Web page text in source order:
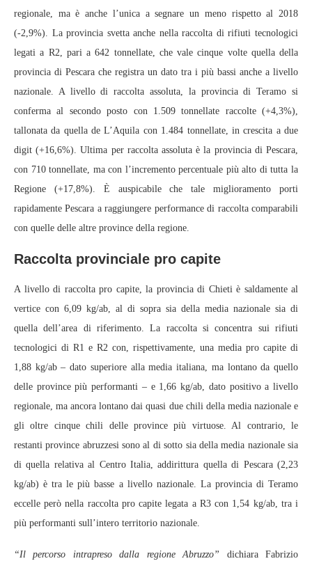
regionale, ma è anche l’unica a segnare un meno rispetto al 2018
(-2,9%). La provincia svetta anche nella raccolta di rifiuti tecnologici
legati a R2, pari a 642 tonnellate, che vale cinque volte quella della
provincia di Pescara che registra un dato tra i più bassi anche a livello
nazionale. A livello di raccolta assoluta, la provincia di Teramo si
conferma al secondo posto con 1.509 tonnellate raccolte (+4,3%),
tallonata da quella de L’Aquila con 1.484 tonnellate, in crescita a due
digit (+16,6%). Ultima per raccolta assoluta è la provincia di Pescara,
con 710 tonnellate, ma con l’incremento percentuale più alto di tutta la
Regione (+17,8%). È auspicabile che tale miglioramento porti
rapidamente Pescara a raggiungere performance di raccolta comparabili
con quelle delle altre province della regione.
Raccolta provinciale pro capite
A livello di raccolta pro capite, la provincia di Chieti è saldamente al
vertice con 6,09 kg/ab, al di sopra sia della media nazionale sia di
quella dell’area di riferimento. La raccolta si concentra sui rifiuti
tecnologici di R1 e R2 con, rispettivamente, una media pro capite di
1,88 kg/ab – dato superiore alla media italiana, ma lontano da quello
delle province più performanti – e 1,66 kg/ab, dato positivo a livello
regionale, ma ancora lontano dai quasi due chili della media nazionale e
gli oltre cinque chili delle province più virtuose. Al contrario, le
restanti province abruzzesi sono al di sotto sia della media nazionale sia
di quella relativa al Centro Italia, addirittura quella di Pescara (2,23
kg/ab) è tra le più basse a livello nazionale. La provincia di Teramo
eccelle però nella raccolta pro capite legata a R3 con 1,54 kg/ab, tra i
più performanti sull’intero territorio nazionale.
“Il percorso intrapreso dalla regione Abruzzo” dichiara Fabrizio